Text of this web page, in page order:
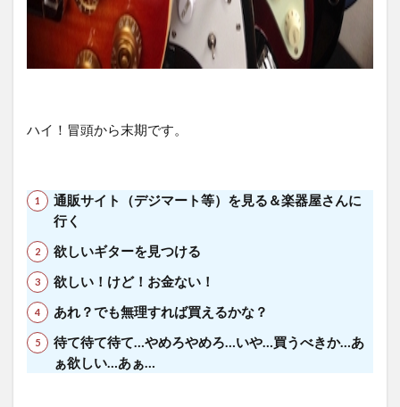
け
《対
何で
時間
を置
《対
策
②》
手に
入れ
るた
ハイ！冒頭から末期です。
通販サイト（デジマート等）を見る＆楽器屋さんに
行く
欲しいギターを見つける
欲しい！けど！お金ない！
あれ？でも無理すれば買えるかな？
待て待て待て…やめろやめろ…いや…買うべきか…あ
ぁ欲しい…あぁ…